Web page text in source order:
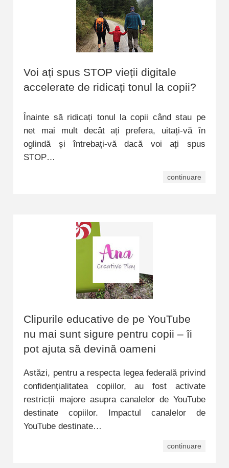
Voi ați spus STOP vieții digitale
accelerate de ridicați tonul la copii?
Înainte să ridicați tonul la copii când stau pe
net mai mult decât ați prefera, uitați-vă în
oglindă și întrebați-vă dacă voi ați spus
STOP…
continuare
Clipurile educative de pe YouTube
nu mai sunt sigure pentru copii – îi
pot ajuta să devină oameni
Astăzi, pentru a respecta legea federală privind
confidențialitatea copiilor, au fost activate
restricții majore asupra canalelor de YouTube
destinate copiilor. Impactul canalelor de
YouTube destinate…
continuare